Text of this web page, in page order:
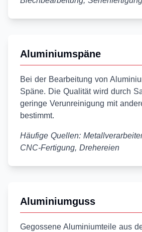
Aluminiumspäne
Bei der Bearbeitung von
Späne. Die Qualität wird durch
geringe Verunreinigung mit
bestimmt.
Häufige Quellen:
CNC-Fertigung, Drehereien
Aluminiumguss
Gegossene Aluminiumteile aus